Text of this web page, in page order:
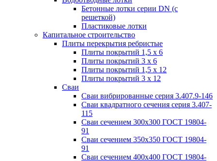
Бетонные лотки серии DN (с
решеткой)
Пластиковые лотки
Капитальное строительство
Плиты перекрытия ребристые
Плиты покрытий 1,5 x 6
Плиты покрытий 3 x 6
Плиты покрытий 1,5 x 12
Плиты покрытий 3 x 12
Сваи
Сваи вибрированные серия 3.407.9-146
Сваи квадратного сечения серия 3.407-
115
Сваи сечением 300х300 ГОСТ 19804-
91
Сваи сечением 350х350 ГОСТ 19804-
91
Сваи сечением 400х400 ГОСТ 19804-